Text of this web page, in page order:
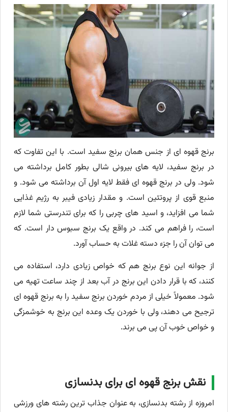
برنج قهوه ای از جنس همان برنج سفید است. با این تفاوت که
در برنج سفید، لایه های بیرونی شالی بطور کامل برداشته می
شود. ولی در برنج قهوه ای فقط لایه اول آن برداشته می شود. و
منبع قوی از پروتئین است. و مقدار زیادی فیبر به رژیم غذایی
شما می افزاید، و اسید های چربی را که برای تندرستی شما لازم
است، را فراهم می کند. در واقع یک برنج سبوس دار است. که
می توان آن را جزء دسته غلات به حساب آورد.
از جوانه این نوع برنج هم که خواص زیادی دارد، استفاده می
کنند، که با قرار دادن این برنج در آب بعد از چند ساعت تهیه می
شود. معمولاً خیلی از مردم خوردن برنج سفید را به برنج قهوه ای
ترجیح می دهند، ولی با خوردن یک وعده این برنج به خوشمزگی
و خواص خوب آن پی می برند.
نقش برنج قهوه ای برای بدنسازی
امروزه از رشته بدنسازی، به عنوان جذاب ترین رشته های ورزشی